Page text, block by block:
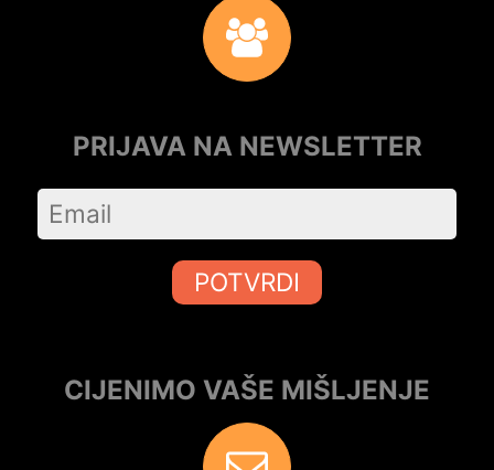
PRIJAVA NA NEWSLETTER
POTVRDI
CIJENIMO VAŠE MIŠLJENJE